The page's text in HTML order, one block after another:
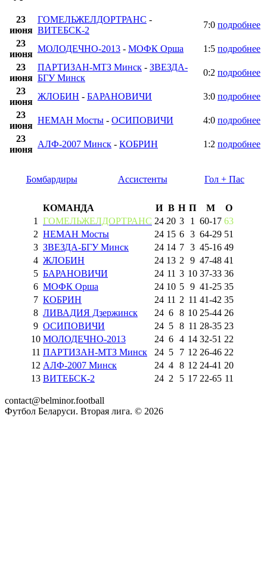
23
июня
ГОМЕЛЬЖЕЛДОРТРАНС -
ВИТЕБСК-2
7:0 подробнее
23
июня
МОЛОДЕЧНО-2013 - МОФК Орша 1:5 подробнее
23
июня
ПАРТИЗАН-МТЗ Минск - ЗВЕЗДА-
БГУ Минск
0:2 подробнее
23
июня
ЖЛОБИН - БАРАНОВИЧИ 3:0 подробнее
23
июня
НЕМАН Мосты - ОСИПОВИЧИ 4:0 подробнее
23
июня
АЛФ-2007 Минск - КОБРИН 1:2 подробнее
Бомбардиры Ассистенты Гол + Пас
КОМАНДА И В Н П М
О
1
ГОМЕЛЬЖЕЛДОРТРАНС 24 20 3 1 60-17 63
2 НЕМАН Мосты 24 15 6 3 64-29 51
3 ЗВЕЗДА-БГУ Минск 24 14 7 3 45-16 49
4 ЖЛОБИН 24 13 2 9 47-48 41
5 БАРАНОВИЧИ 24 11 3 10 37-33 36
6 МОФК Орша 24 10 5 9 41-25 35
7 КОБРИН 24 11 2 11 41-42 35
8 ЛИВАДИЯ Дзержинск 24 6 8 10 25-44 26
9 ОСИПОВИЧИ 24 5 8 11 28-35 23
10 МОЛОДЕЧНО-2013 24 6 4 14 32-51 22
11 ПАРТИЗАН-МТЗ Минск 24 5 7 12 26-46 22
12 АЛФ-2007 Минск 24 4 8 12 24-41 20
13 ВИТЕБСК-2 24 2 5 17 22-65 11
contact@belminor.football
Футбол Беларуси. Вторая лига. © 2026